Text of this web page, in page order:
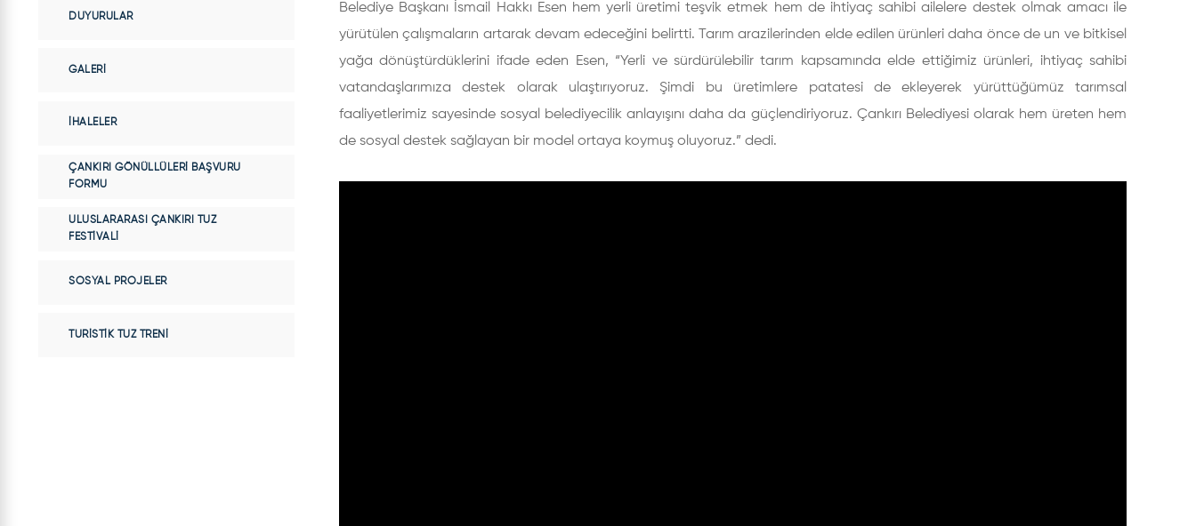
Belediye Başkanı İsmail Hakkı Esen hem yerli üretimi teşvik etmek hem de ihtiyaç sahibi ailelere destek olmak amacı ile
yürütülen çalışmaların artarak devam edeceğini belirtti. Tarım arazilerinden elde edilen ürünleri daha önce de un ve bitkisel
yağa dönüştürdüklerini ifade eden Esen, “Yerli ve sürdürülebilir tarım kapsamında elde ettiğimiz ürünleri, ihtiyaç sahibi
vatandaşlarımıza destek olarak ulaştırıyoruz. Şimdi bu üretimlere patatesi de ekleyerek yürüttüğümüz tarımsal
faaliyetlerimiz sayesinde sosyal belediyecilik anlayışını daha da güçlendiriyoruz. Çankırı Belediyesi olarak hem üreten hem
de sosyal destek sağlayan bir model ortaya koymuş oluyoruz.” dedi.
DUYURULAR
GALERI
İHALELER
ÇANKIRI GÖNÜLLÜLERI BAŞVURU
FORMU
ULUSLARARASI ÇANKIRI TUZ
FESTIVALI
SOSYAL PROJELER
TURISTIK TUZ TRENI